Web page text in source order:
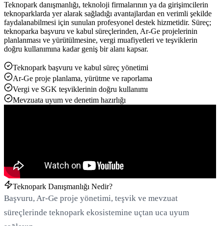
Teknopark danışmanlığı, teknoloji firmalarının ya da girişimcilerin
teknoparklarda yer alarak sağladığı avantajlardan en verimli şekilde
faydalanabilmesi için sunulan profesyonel destek hizmetidir. Süreç;
teknoparka başvuru ve kabul süreçlerinden, Ar-Ge projelerinin
planlanması ve yürütülmesine, vergi muafiyetleri ve teşviklerin
doğru kullanımına kadar geniş bir alanı kapsar.
Teknopark başvuru ve kabul süreç yönetimi
Ar-Ge proje planlama, yürütme ve raporlama
Vergi ve SGK teşviklerinin doğru kullanımı
Mevzuata uyum ve denetim hazırlığı
Teknopark Danışmanlığı Nedir?
Başvuru, Ar-Ge proje yönetimi, teşvik ve mevzuat
süreçlerinde teknopark ekosistemine uçtan uca uyum